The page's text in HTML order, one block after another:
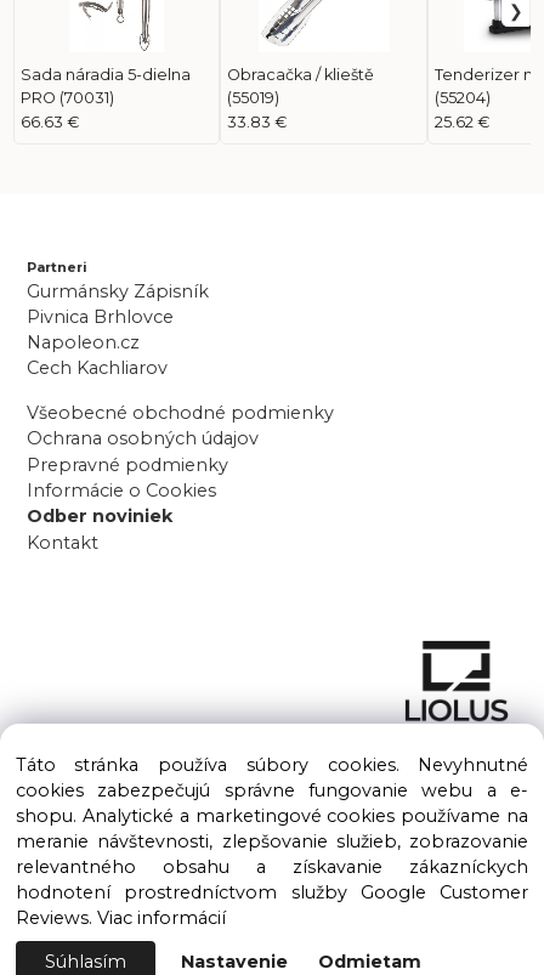
Sada náradia 5-dielna
PRO (70031)
66.63 €
Obracačka / klieště
(55019)
33.83 €
Tenderizer
(55204)
25.62 €
Partneri
Gurmánsky Zápisník
Pivnica Brhlovce
Napoleon.cz
Cech Kachliarov
Všeobecné obchodné podmienky
Ochrana osobných údajov
Prepravné podmienky
Informácie o Cookies
Odber noviniek
Kontakt
Copyright © 2016 – 2026 LIOLUS s.r.o. Všetky práva vyhradené.
Vytvorené spoločnosťouLIOLUS, s.r.o.
Ku Bratke 11, Levice, 934 05
Vytvorené systémom ClickEshop.sk
Táto stránka používa súbory cookies. Nevyhnutné
cookies zabezpečujú správne fungovanie webu a e-
shopu. Analytické a marketingové cookies používame na
meranie návštevnosti, zlepšovanie služieb, zobrazovanie
relevantného obsahu a získavanie zákazníckych
hodnotení prostredníctvom služby Google Customer
Reviews. Viac informácií
Súhlasím
Nastavenie Odmietam